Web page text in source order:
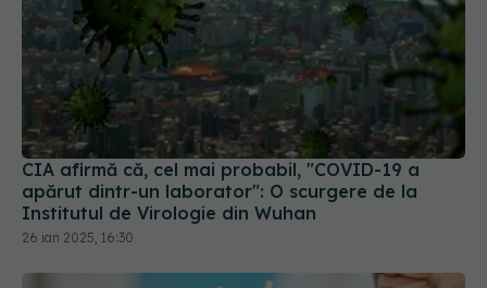
CIA afirmă că, cel mai probabil, "COVID-19 a
apărut dintr-un laborator": O scurgere de la
Institutul de Virologie din Wuhan
26 ian 2025, 16:30